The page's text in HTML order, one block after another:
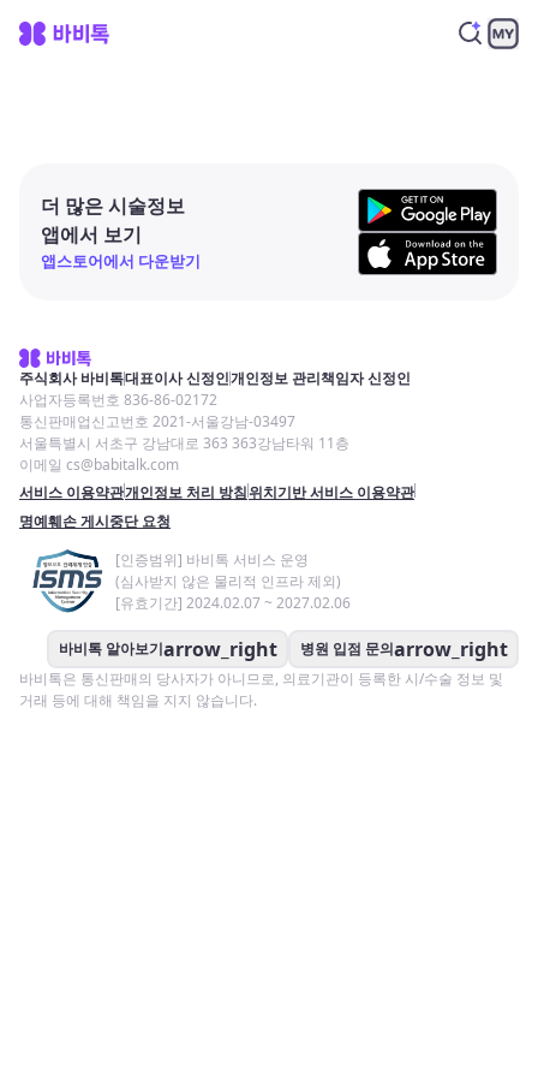
더 많은 시술정보
앱에서 보기
앱스토어에서 다운받기
주식회사 바비톡대표이사 신정인개인정보 관리책임자 신정인
사업자등록번호 836-86-02172
통신판매업신고번호 2021-서울강남-03497
서울특별시 서초구 강남대로 363 363강남타워 11층
이메일 cs@babitalk.com
서비스 이용약관개인정보 처리 방침위치기반 서비스 이용약관
명예훼손 게시중단 요청
[인증범위] 바비톡 서비스 운영
(심사받지 않은 물리적 인프라 제외)
[유효기간] 2024.02.07 ~ 2027.02.06
바비톡 알아보기arrow_right 병원 입점 문의arrow_right
바비톡은 통신판매의 당사자가 아니므로, 의료기관이 등록한 시/수술 정보 및
거래 등에 대해 책임을 지지 않습니다.